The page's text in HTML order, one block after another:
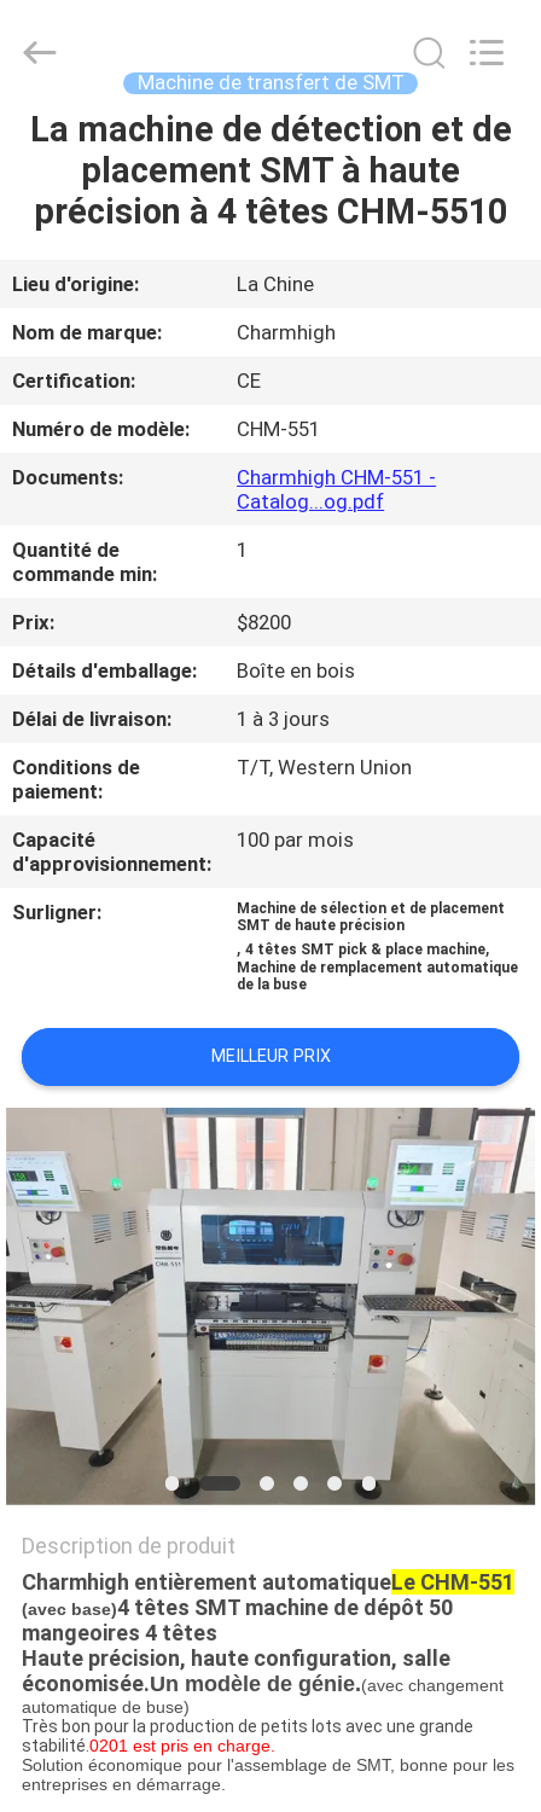
MAISON
PRODUITS
VIDÉOS
PROPOS
DE
NOUS
VISITE
L'USINE
CONTRÔLE
QUALITÉ
CONTACTEZ-
NOUS
SHOPPING
ON
LINE
CARTE
DU
SITE
POLITIQUE
CONFIDENTIALITÉ
CHARMHIGH
TECHNOLOGY
Reserved.
Machine de transfert de SMT
La machine de détection et de
placement SMT à haute
précision à 4 têtes CHM-5510
Lieu d'origine:
La Chine
Nom de marque:
Charmhigh
Certification:
CE
Numéro de modèle:
CHM-551
Documents:
Charmhigh CHM-551 -
Catalog...og.pdf
Quantité de
commande min:
1
Prix:
$8200
Détails d'emballage:
Boîte en bois
Délai de livraison:
1 à 3 jours
Conditions de
paiement:
T/T, Western Union
Capacité
d'approvisionnement:
100 par mois
Surligner:
Machine de sélection et de placement
SMT de haute précision
,4 têtes SMT pick & place machine,
Machine de remplacement automatique
de la buse
MEILLEUR PRIX
Description de produit
Charmhigh entièrement automatiqueLe CHM-551
(avec base)4 têtes SMT machine de dépôt 50
mangeoires 4 têtes
Haute précision, haute configuration, salle
économisée.Un modèle de génie.(avec changement
automatique de buse)
Très bon pour la production de petits lots avec une grande
stabilité.0201 est pris en charge.
Solution économique pour l'assemblage de SMT, bonne pour les
entreprises en démarrage.